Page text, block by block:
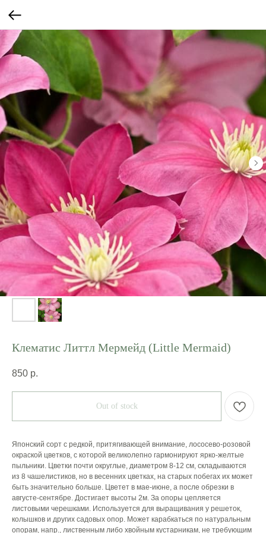
Клематис Литтл Мермейд (Little Mermaid)
850 р.
Out of stock
Японский сорт с редкой, притягивающей внимание, лососево-розовой
окраской цветков, с которой великолепно гармонируют ярко-желтые
пыльники. Цветки почти округлые, диаметром 8-12 см, складываются
из 8 чашелистиков, но в весенних цветках, на старых побегах их может
быть значительно больше. Цветет в мае-июне, а после обрезки в
августе-сентябре. Достигает высоты 2м. За опоры цепляется
листовыми черешками. Используется для выращивания у решеток,
колышков и других садовых опор. Может карабкаться по натуральным
опорам, напр., лиственным либо хвойным кустарникам, не требующим